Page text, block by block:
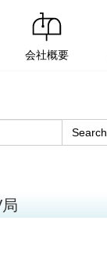
会社概要
Search